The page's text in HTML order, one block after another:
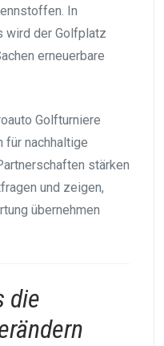
In
wird der Golfplatz
erneuerbare
Golfturniere
für nachhaltige
stärken
und zeigen,
übernehmen
die